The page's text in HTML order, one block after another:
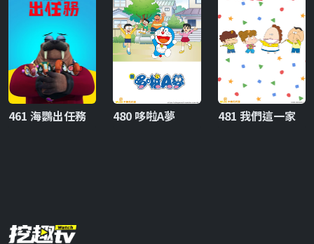
461 海鸚出任務 480 哆啦A夢 481 我們這一家